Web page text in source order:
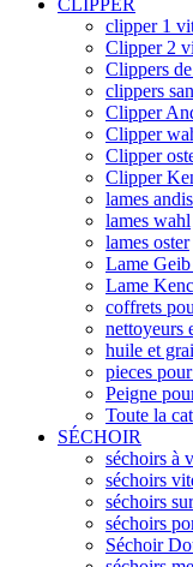
CLIPPER
clipper 1
Clipper 2
Clippers
clippers
Clipper
Clipper
Clipper
Clipper
lames andis
lames wahl
lames oster
Lame
Lame
coffrets
nettoyeurs
huile et
pieces
Peigne
Toute la
SÉCHOIR
séchoirs à
séchoirs
séchoirs
séchoirs
Séchoir